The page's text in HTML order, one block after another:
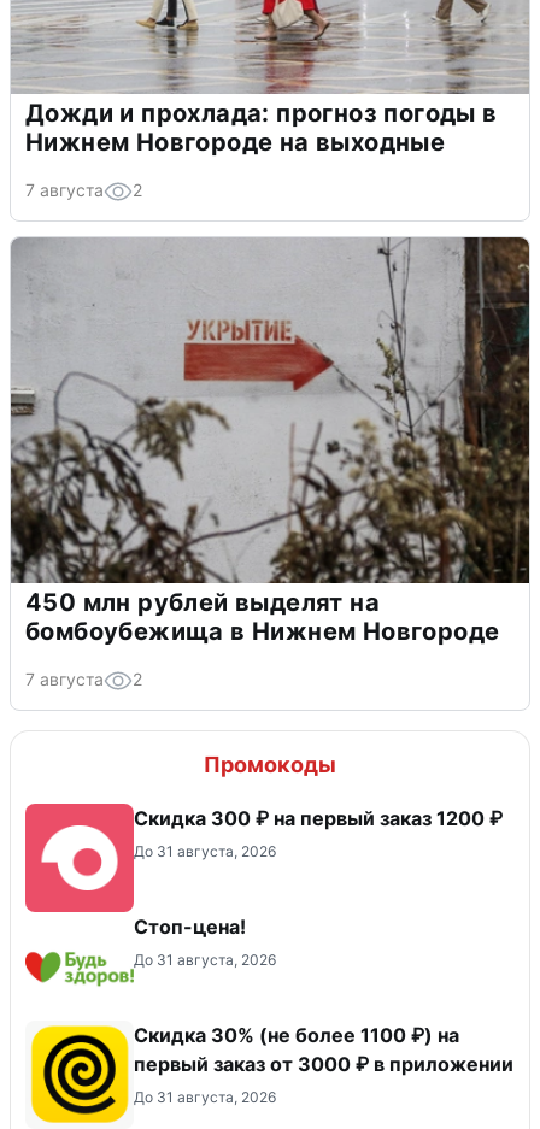
Дожди и прохлада: прогноз погоды в
Нижнем Новгороде на выходные
7 августа 2
450 млн рублей выделят на
бомбоубежища в Нижнем Новгороде
7 августа 2
Промокоды
Скидка 300 ₽ на первый заказ 1200 ₽
До 31 августа, 2026
Стоп-цена!
До 31 августа, 2026
Скидка 30% (не более 1100 ₽) на
первый заказ от 3000 ₽ в приложении
До 31 августа, 2026